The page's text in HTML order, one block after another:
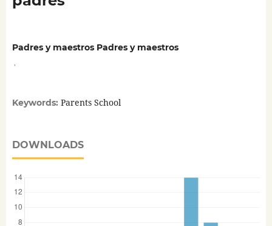
Padres y maestros Padres y maestros
Keywords: Parents School
DOWNLOADS